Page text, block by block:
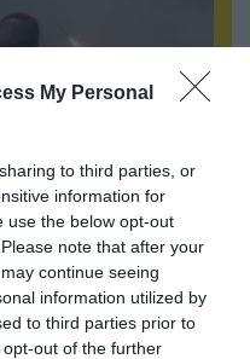
My Personal
to third parties, or
information for
use the below opt-out
note that after your
continue seeing
information utilized by
to third parties prior to
out of the further
Ουκρανοί:
μετά την
Ρώσων (βίντεο)